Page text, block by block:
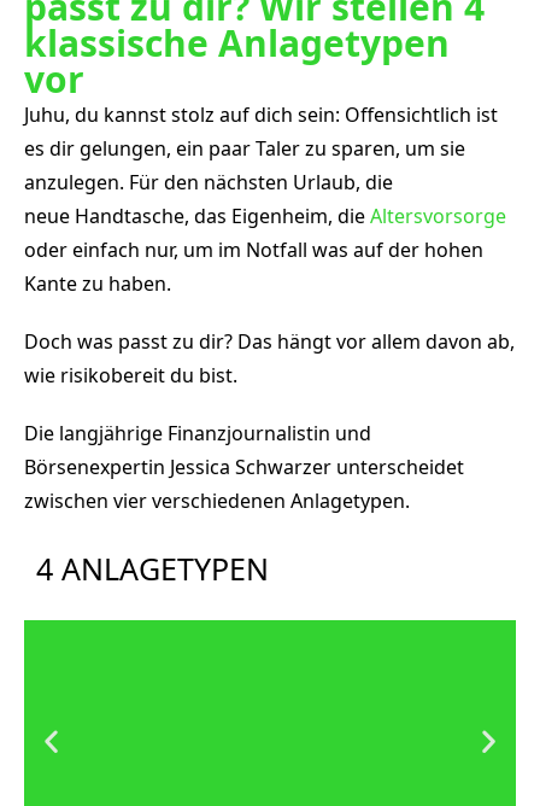
klassische Anlagetypen
vor
Juhu, du kannst stolz auf dich sein: Offensichtlich ist
es dir gelungen, ein paar Taler zu sparen, um sie
anzulegen. Für den nächsten Urlaub, die
neue Handtasche, das Eigenheim, dieAltersvorsorge
oder einfach nur, um im Notfall was auf der hohen
Kante zu haben.
Doch was passt zu dir? Das hängt vor allem davon ab,
wie risikobereit du bist.
Die langjährige Finanzjournalistin und
Börsenexpertin Jessica Schwarzer unterscheidet
zwischen vier verschiedenen Anlagetypen.
4 ANLAGETYPEN